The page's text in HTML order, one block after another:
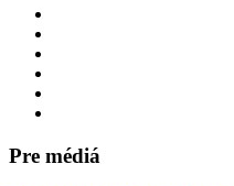
Pre médiá